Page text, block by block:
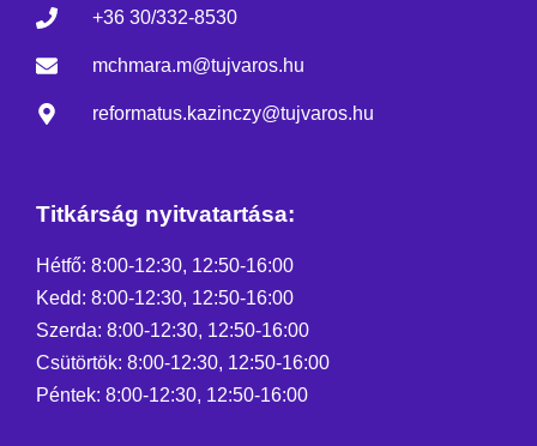
+36 30/332-8530
mchmara.m@tujvaros.hu
reformatus.kazinczy@tujvaros.hu
Titkárság nyitvatartása:
Hétfő: 8:00-12:30, 12:50-16:00
Kedd: 8:00-12:30, 12:50-16:00
Szerda: 8:00-12:30, 12:50-16:00
Csütörtök: 8:00-12:30, 12:50-16:00
Péntek: 8:00-12:30, 12:50-16:00